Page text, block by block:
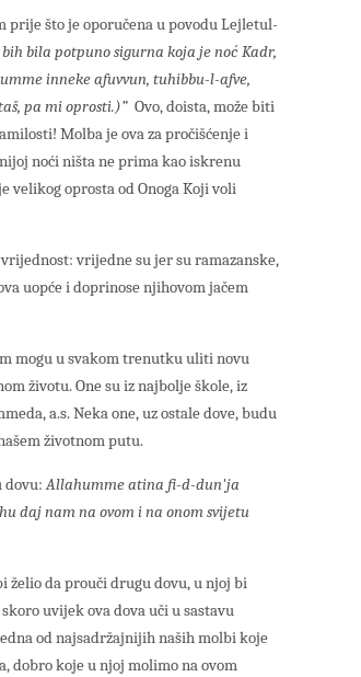
prije što je oporučena u povodu Lejletul-
bih bila potpuno sigurna koja je noć Kadr,
inneke afuvvun, tuhibbu-l-afve,
pa mi oprosti.)” Ovo, doista, može biti
Molba je ova za pročišćenje i
noći ništa ne prima kao iskrenu
velikog oprosta od Onoga Koji voli
vrijedne su jer su ramazanske,
uopće i doprinose njihovom jačem
mogu u svakom trenutku uliti novu
životu. One su iz najbolje škole, iz
a.s. Neka one, uz ostale dove, budu
životnom putu.
dovu:Allahumme atina fi-d-dun'ja
daj nam na ovom i na onom svijetu
želio da prouči drugu dovu, u njoj bi
uvijek ova dova uči u sastavu
od najsadržajnijih naših molbi koje
dobro koje u njoj molimo na ovom